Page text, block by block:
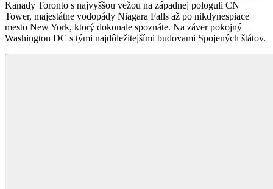
Kanady Toronto s najvyššou vežou na západnej pologuli CN
Tower, majestátne vodopády Niagara Falls až po nikdynespiace
mesto New York, ktorý dokonale spoznáte. Na záver pokojný
Washington DC s tými najdôležitejšími budovami Spojených štátov.